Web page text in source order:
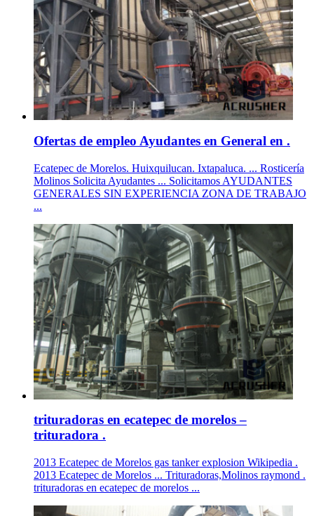
Ofertas de empleo Ayudantes en General en .
Ecatepec de Morelos. Huixquilucan. Ixtapaluca. ... Rosticería
Molinos Solicita Ayudantes ... Solicitamos AYUDANTES
GENERALES SIN EXPERIENCIA ZONA DE TRABAJO
...
trituradoras en ecatepec de morelos –
trituradora .
2013 Ecatepec de Morelos gas tanker explosion Wikipedia .
2013 Ecatepec de Morelos ... Trituradoras,Molinos raymond .
trituradoras en ecatepec de morelos ...